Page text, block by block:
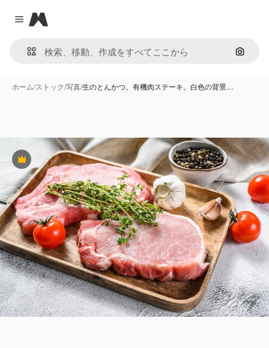
Close menu
Magnific
画像で
ホーム/ストック/写真/生のとんかつ。有機肉ステーキ。白色の背景…
Premium